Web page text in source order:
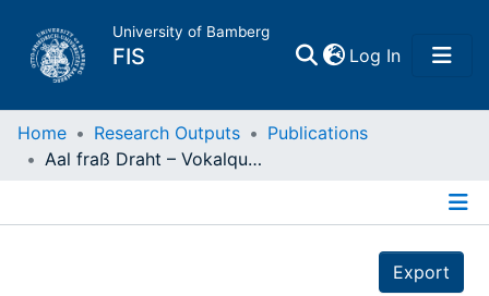
University of Bamberg
FIS Log In(current)
Home
Home Research Outputs
Publications
Aal fraß Draht – Vokalquantität und ihre graphische Kennzeichnung
Export